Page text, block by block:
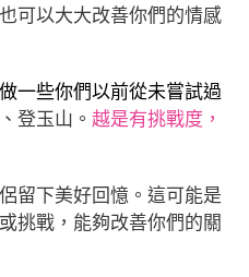
可以大大改善你們的情感
一些你們以前從未嘗試過
登玉山。 越是有挑戰度，
留下美好回憶。 這可能是
挑戰，能夠改善你們的關